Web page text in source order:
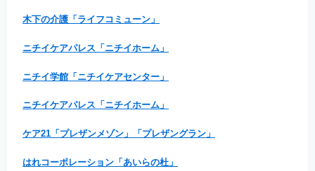
木下の介護「ライフコミューン」
ニチイケアパレス「ニチイホーム」
ニチイ学館「ニチイケアセンター」
ニチイケアパレス「ニチイホーム」
ケア21「プレザンメゾン」「プレザングラン」
はれコーポレーション「あいらの杜」